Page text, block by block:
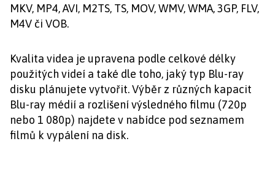
MKV, MP4, AVI, M2TS, TS, MOV, WMV, WMA, 3GP, FLV,
M4V či VOB.
Kvalita videa je upravena podle celkové délky
použitých videí a také dle toho, jaký typ Blu-ray
disku plánujete vytvořit. Výběr z různých kapacit
Blu-ray médií a rozlišení výsledného filmu (720p
nebo 1 080p) najdete v nabídce pod seznamem
filmů k vypálení na disk.